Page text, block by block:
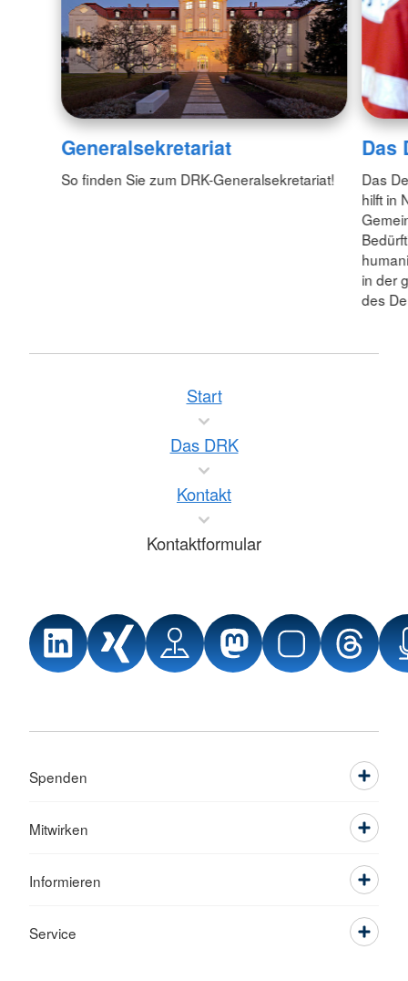
Generalsekretariat
So finden Sie zum DRK-Generalsekretariat!
Das
Das
hilft in
in der
des
Start
Das DRK
Kontakt
Kontaktformular
Spenden
Mitwirken
Informieren
Service